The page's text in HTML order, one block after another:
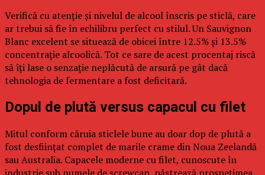
Verifică cu atenție și nivelul de alcool înscris pe sticlă, care
ar trebui să fie în echilibru perfect cu stilul. Un Sauvignon
Blanc excelent se situează de obicei între 12.5% și 13.5%
concentrație alcoolică. Tot ce sare de acest procentaj riscă
să îți lase o senzație neplăcută de arsură pe gât dacă
tehnologia de fermentare a fost deficitară.
Dopul de plută versus capacul cu filet
Mitul conform căruia sticlele bune au doar dop de plută a
fost desființat complet de marile crame din Noua Zeelandă
sau Australia. Capacele moderne cu filet, cunoscute în
industrie sub numele de screwcap, păstrează prospețimea